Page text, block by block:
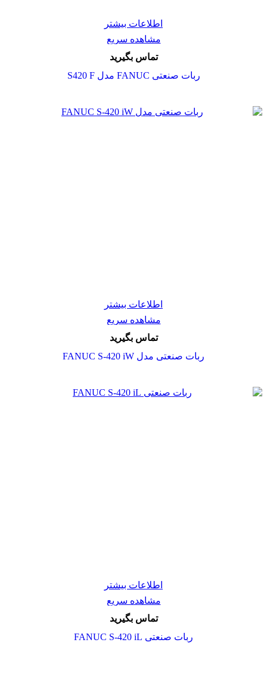
اطلاعات بیشتر
مشاهده سریع
تماس بگیرید
ربات صنعتی FANUC مدل S420 F
اطلاعات بیشتر
مشاهده سریع
تماس بگیرید
ربات صنعتی مدل FANUC S-420 iW
اطلاعات بیشتر
مشاهده سریع
تماس بگیرید
ربات صنعتی FANUC S-420 iL